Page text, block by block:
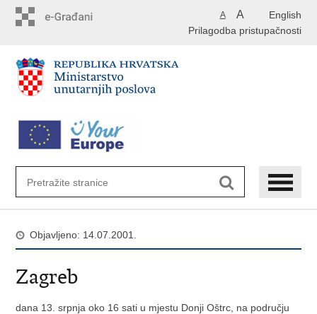
English
A A
Prilagodba pristupačnosti
Objavljeno: 14.07.2001.
Zagreb
dana 13. srpnja oko 16 sati u mjestu Donji Oštrc, na području